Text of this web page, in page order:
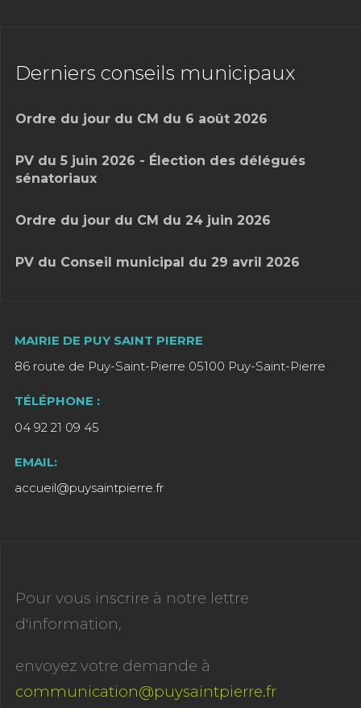
Derniers conseils municipaux
Ordre du jour du CM du 6 août 2026
PV du 5 juin 2026 - Élection des délégués
sénatoriaux
Ordre du jour du CM du 24 juin 2026
PV du Conseil municipal du 29 avril 2026
MAIRIE DE PUY SAINT PIERRE
86 route de Puy-Saint-Pierre 05100 Puy-Saint-Pierre
TÉLÉPHONE :
04 92 21 09 45
EMAIL:
accueil@puysaintpierre.fr
Pour vous inscrire à notre lettre
d'information,
envoyez votre demande à
communication@puysaintpierre.fr